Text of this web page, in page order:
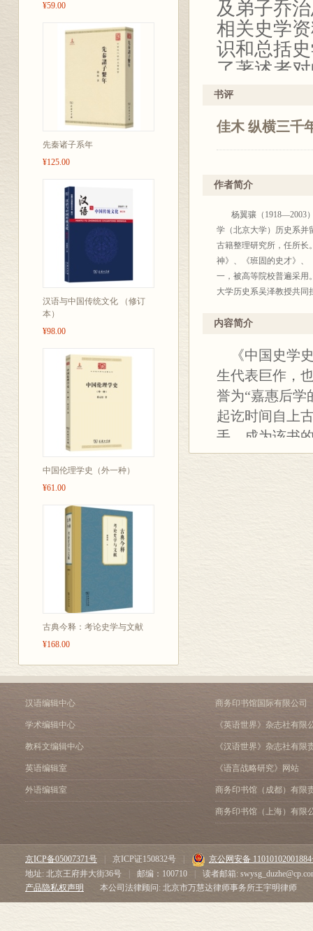
¥59.00
先秦诸子系年
¥125.00
汉语与中国传统文化 （修订
本）
¥98.00
中国伦理学史（外一种）
¥61.00
古典今释：考论史学与文献
¥168.00
及弟子乔
相关史学
识和总括
了著述者
瀚史学史
然一体，
改了原书
书评
佳木 纵横三千
作者简介
杨翼骧（1918—2003）
学（北京大学）历史系并
古籍整理研究所，任所长
神》、《班固的史才》、
一，被高等院校普遍采用
大学历史系吴泽教授共同
观点平允、语言生动、板
内容简介
《中国史学
生代表巨作，
誉为“嘉惠后
起讫时间自上
手，成为该书
新史料的问世
汉语编辑中心
学术编辑中心
教科文编辑中心
英语编辑室
外语编辑室
商务印书馆国际有限公司
《英语世界》杂志社有限
《汉语世界》杂志社有限
《语言战略研究》网站
商务印书馆（成都）有限
商务印书馆（上海）有限
京ICP备05007371号 京ICP证150832号
京公网安备
地址: 北京王府井大街36号
邮编：100710
读者邮箱:
产品隐私权声明
本公司法律顾问: 北京市万慧达律师事务所王宇明律师